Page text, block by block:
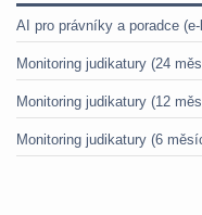
AI pro právníky a poradce
Monitoring judikatury (24
Monitoring judikatury (12
Monitoring judikatury (6